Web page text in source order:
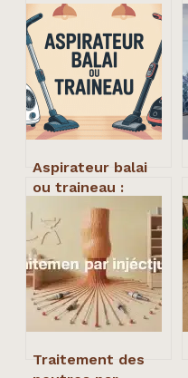
Aspirateur balai
ou traineau :
comment choisir
sans se tromper
Traitement des